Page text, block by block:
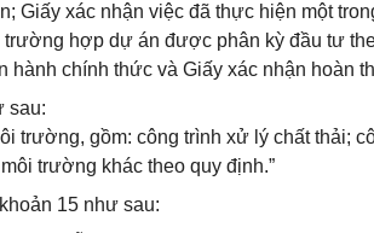
Giấy xác nhận việc đã thực hiện một
hợp dự án được phân kỳ đầu tư
hành chính thức và Giấy xác nhận hoàn
sau:
trường, gồm: công trình xử lý chất thải;
trường khác theo quy định.”
15 như sau: